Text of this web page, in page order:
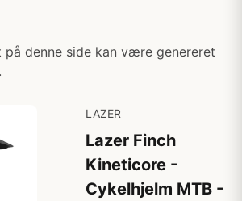
på denne side kan være genereret
LAZER
Lazer Finch
Kineticore -
Cykelhjelm MTB -